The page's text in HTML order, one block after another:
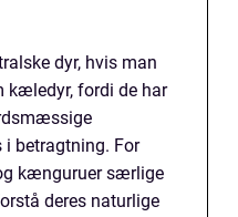
dyr, hvis man
kæledyr, fordi de har
i betragtning. For
kænguruer særlige
deres naturlige